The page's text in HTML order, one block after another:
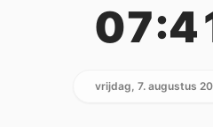
vrijdag, 7. augustus